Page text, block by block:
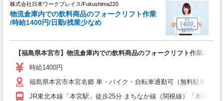
株式会社日本ワークプレイス/Fukushima220
物流倉庫内での飲料商品のフォークリフト作業
/時給1400円/日勤/残業少なめ
【福島県本宮市】物流倉庫内での飲料商品のフォークリフト作業/時給
時給1400円
福島県本宮市本宮名郷 車・バイク・自転車通勤可（無料駐車場
JR東北本線「本宮駅」徒歩25分 まちなか線（関根線）「本宮関根